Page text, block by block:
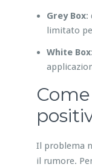
Grey Box:
limitato
White Box
Il problema
il rumore.